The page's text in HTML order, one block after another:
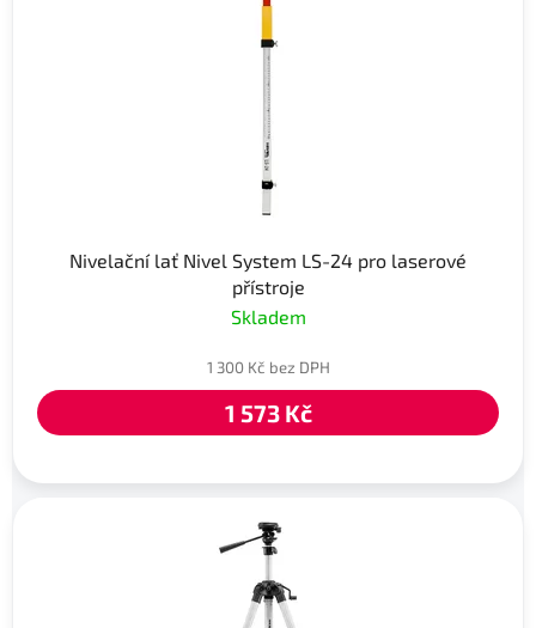
Nivelační lať Nivel System LS-24 pro laserové
přístroje
Skladem
1 300 Kč bez DPH
1 573 Kč